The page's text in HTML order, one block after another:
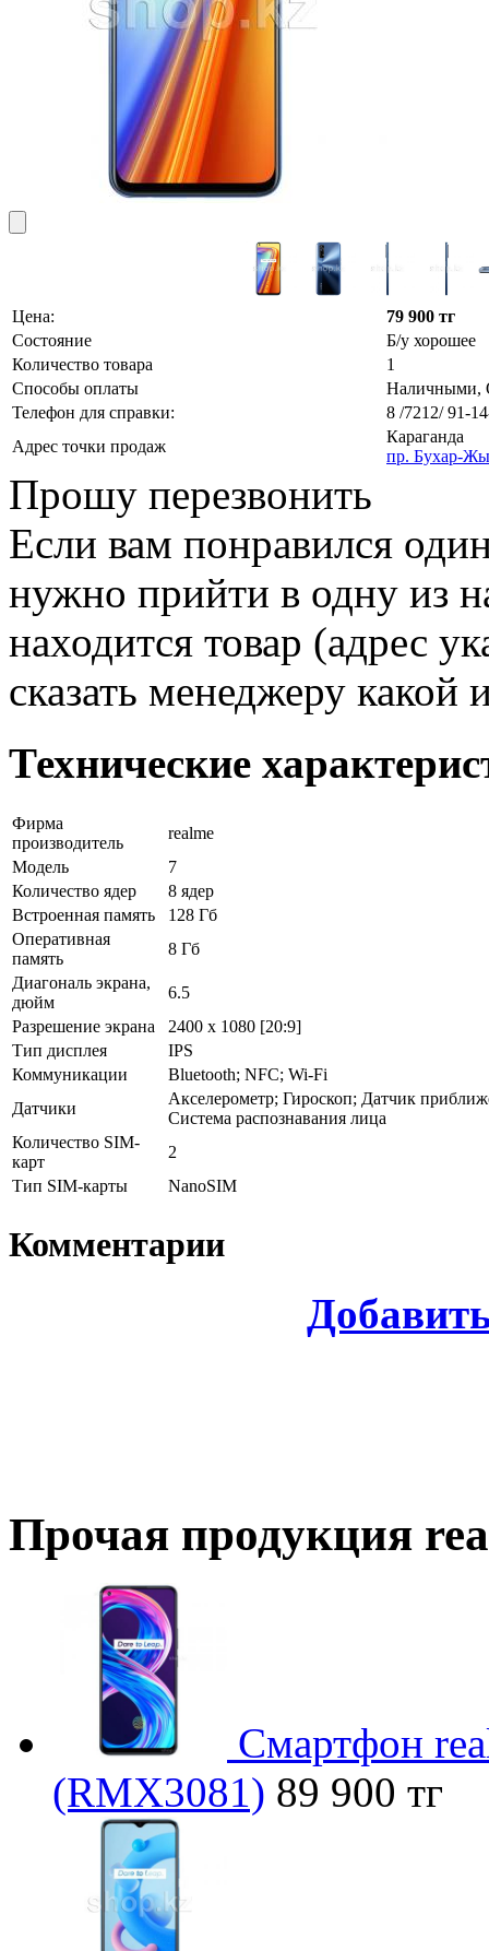
Цена:
79 900 тг
Состояние
Б/у хорошее
Количество товара
1
Способы оплаты
Наличными,
Телефон для справки:
8 /7212/ 91-
Адрес точки продаж
Караганда
пр. Бухар-
Прошу перезвонить
Если вам понравился
нужно прийти в одну из
находится товар (адрес
сказать менеджеру
Технические
Фирма
производитель
realme
Модель
7
Количество ядер
8 ядер
Встроенная память
128 Гб
Оперативная
память
8 Гб
Диагональ экрана,
дюйм
6.5
Разрешение экрана
2400 x 1080 [20:9]
Тип дисплея
IPS
Коммуникации
Bluetooth; NFC; Wi-Fi
Датчики
Акселерометр; Гироскоп; Датчик
Система распознавания лица
Количество SIM-
карт
2
Тип SIM-карты
NanoSIM
Комментарии
Прочая продукция
Смартфон
(RMX3081) 89 900 тг